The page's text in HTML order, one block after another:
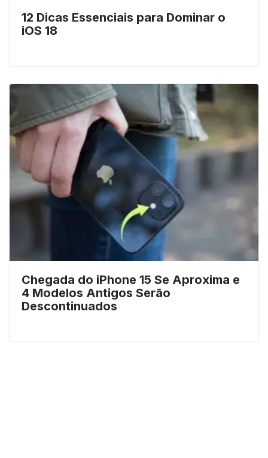
12 Dicas Essenciais para Dominar o
iOS 18
Chegada do iPhone 15 Se Aproxima e
4 Modelos Antigos Serão
Descontinuados